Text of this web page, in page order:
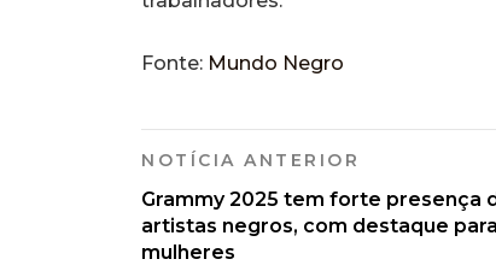
Fonte: Mundo Negro
NOTÍCIA ANTERIOR
Grammy 2025 tem forte presença
artistas negros, com destaque para
mulheres